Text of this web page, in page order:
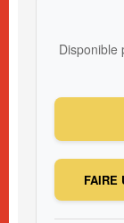
Disponible
FAIRE